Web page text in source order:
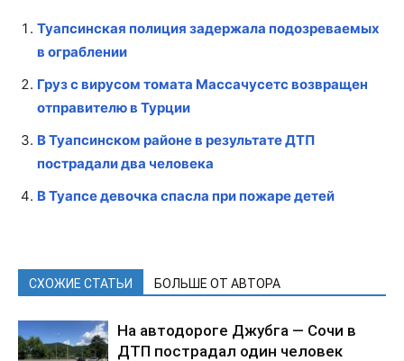
Туапсинская полиция задержала подозреваемых
в ограблении
Груз с вирусом томата Массачусетс возвращен
отправителю в Турции
В Туапсинском районе в результате ДТП
пострадали два человека
В Туапсе девочка спасла при пожаре детей
СХОЖИЕ СТАТЬИ БОЛЬШЕ ОТ АВТОРА
На автодороге Джубга — Сочи в
ДТП пострадал один человек